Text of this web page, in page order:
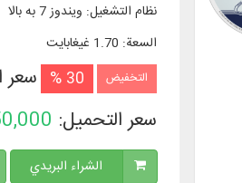
نظام التشغیل: ویندوز 7 به بالا
السعة: 1.70 غيغابايت
التخفيض 30 % سعر
سعر التحميل:
الشراء البريدي